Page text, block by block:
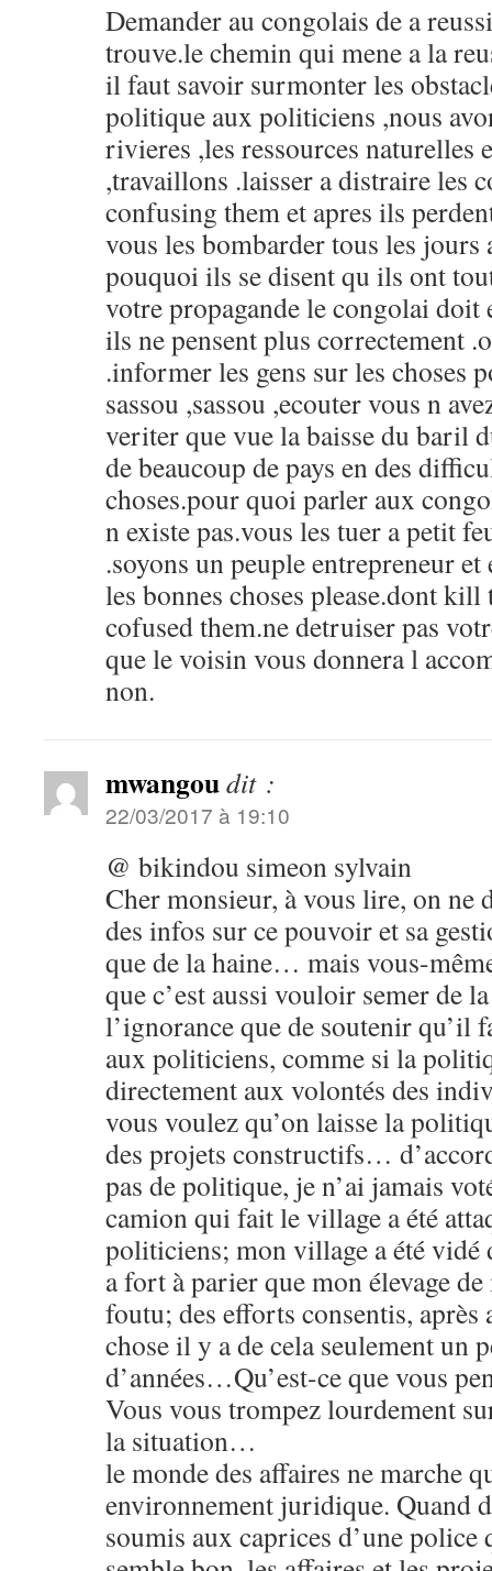
Demander au congolais de a
trouve.le chemin qui mene a la
il faut savoir surmonter les
politique aux politiciens ,nous
rivieres ,les ressources naturelles
,travaillons .laisser a distraire les
confusing them et apres ils
vous les bombarder tous les jours
pouquoi ils se disent qu ils ont
votre propagande le congolai doit
ils ne pensent plus correctement
.informer les gens sur les choses
sassou ,sassou ,ecouter vous n
veriter que vue la baisse du baril
de beaucoup de pays en des
choses.pour quoi parler aux
n existe pas.vous les tuer a petit
.soyons un peuple entrepreneur
les bonnes choses please.dont
cofused them.ne detruiser pas
que le voisin vous donnera l
non.
mwangoudit :
22/03/2017 à 19:10
@ bikindou simeon sylvain
Cher monsieur, à vous lire, on ne
des infos sur ce pouvoir et sa
que de la haine… mais vous-
que c’est aussi vouloir semer de
l’ignorance que de soutenir qu’il
aux politiciens, comme si la
directement aux volontés des
vous voulez qu’on laisse la
des projets constructifs…
pas de politique, je n’ai jamais
camion qui fait le village a été
politiciens; mon village a été vidé
a fort à parier que mon élevage
foutu; des efforts consentis, après
chose il y a de cela seulement un
d’années…Qu’est-ce que vous
Vous vous trompez lourdement
la situation…
le monde des affaires ne marche
environnement juridique. Quand
soumis aux caprices d’une